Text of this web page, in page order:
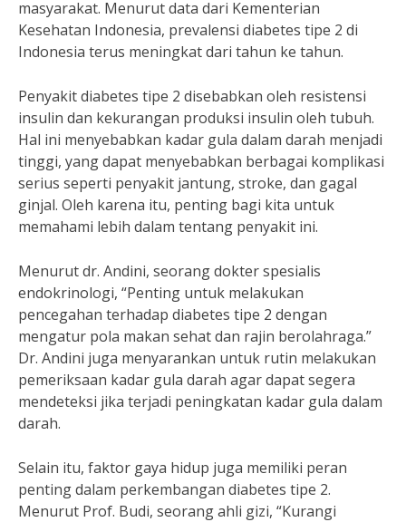
masyarakat. Menurut data dari Kementerian
Kesehatan Indonesia, prevalensi diabetes tipe 2 di
Indonesia terus meningkat dari tahun ke tahun.
Penyakit diabetes tipe 2 disebabkan oleh resistensi
insulin dan kekurangan produksi insulin oleh tubuh.
Hal ini menyebabkan kadar gula dalam darah menjadi
tinggi, yang dapat menyebabkan berbagai komplikasi
serius seperti penyakit jantung, stroke, dan gagal
ginjal. Oleh karena itu, penting bagi kita untuk
memahami lebih dalam tentang penyakit ini.
Menurut dr. Andini, seorang dokter spesialis
endokrinologi, “Penting untuk melakukan
pencegahan terhadap diabetes tipe 2 dengan
mengatur pola makan sehat dan rajin berolahraga.”
Dr. Andini juga menyarankan untuk rutin melakukan
pemeriksaan kadar gula darah agar dapat segera
mendeteksi jika terjadi peningkatan kadar gula dalam
darah.
Selain itu, faktor gaya hidup juga memiliki peran
penting dalam perkembangan diabetes tipe 2.
Menurut Prof. Budi, seorang ahli gizi, “Kurangi